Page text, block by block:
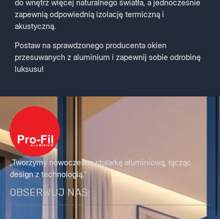
do wnętrz więcej naturalnego światła, a jednocześnie
zapewnią odpowiednią izolację termiczną i
akustyczną.
Postaw na sprawdzonego producenta okien
przesuwanych z aluminium i zapewnij sobie odrobinę
luksusu!
„Tworzymy nowoczesną stolarkę aluminiową, łącząc
design z technologią.”
OBSERWUJ NAS: